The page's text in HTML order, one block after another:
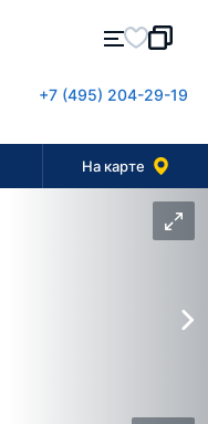
+7 (495) 204-29-19
На карте